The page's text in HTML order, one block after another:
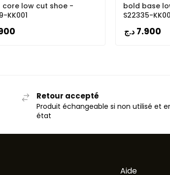
core low cut shoe -
KK001
bold base
S22335-
7.900 د.ج
Retour accepté
Produit échangeable si non utilisé et
état
Aide